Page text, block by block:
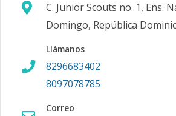
C. Junior Scouts no. 1, Ens.
Domingo, República
Llámanos
8296683402
8097078785
Correo